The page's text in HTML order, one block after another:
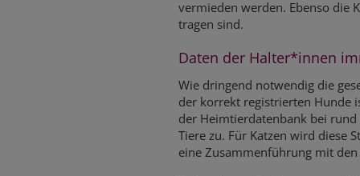
vermieden werden. Ebenso die
tragen sind.
Daten der Halter*innen
Wie dringend notwendig die
der korrekt registrierten Hunde
der Heimtierdatenbank bei
Tiere zu. Für Katzen wird diese
eine Zusammenführung mit